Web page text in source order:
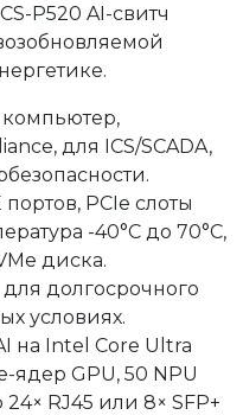
P520 AI-свитч
компьютер,
для ICS/SCADA,
PCIe слоты
-40°C до 70°C,
диска.
долгосрочного
условиях.
на Intel Core Ultra
ядер GPU, 50 NPU
RJ45 или 8× SFP+